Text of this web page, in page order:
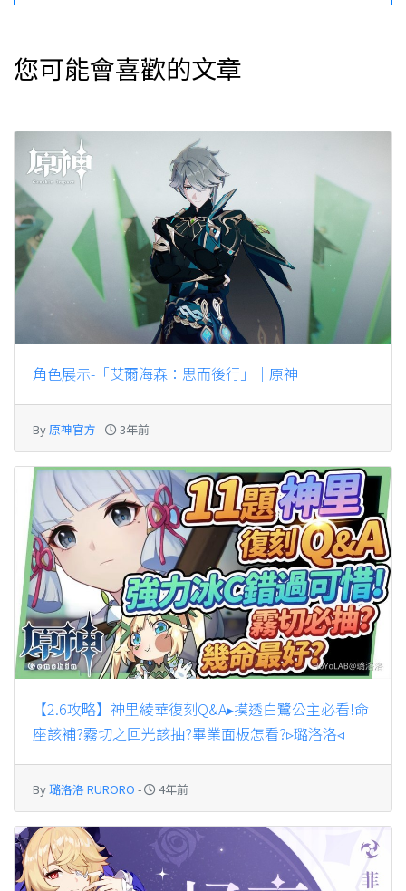
您可能會喜歡的文章
角色展示-「艾爾海森：思而後行」｜原神
By 原神官方 - 3年前
【2.6攻略】神里綾華復刻Q&A▸摸透白鷺公主必看!命
座該補?霧切之回光該抽?畢業面板怎看?▹璐洛洛◃
By璐洛洛 RURORO - 4年前